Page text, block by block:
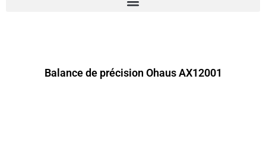
Balance de précision Ohaus AX12001